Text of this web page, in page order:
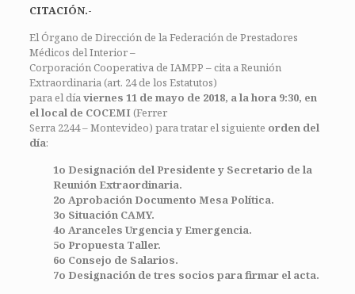
CITACIÓN.-
El Órgano de Dirección de la Federación de Prestadores
Médicos del Interior –
Corporación Cooperativa de IAMPP – cita a Reunión
Extraordinaria (art. 24 de los Estatutos)
para el díaviernes 11 de mayo de 2018, a la hora 9:30, en
el local de COCEMI (Ferrer
Serra 2244 – Montevideo) para tratar el siguiente orden del
día:
1o Designación del Presidente y Secretario de la
Reunión Extraordinaria.
2o Aprobación Documento Mesa Política.
3o Situación CAMY.
4o Aranceles Urgencia y Emergencia.
5o Propuesta Taller.
6o Consejo de Salarios.
7o Designación de tres socios para firmar el acta.